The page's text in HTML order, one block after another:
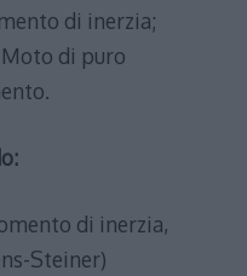
di inerzia;
di puro
di inerzia,
Steiner)